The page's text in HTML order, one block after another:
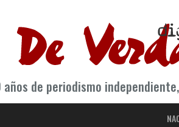
años de periodismo